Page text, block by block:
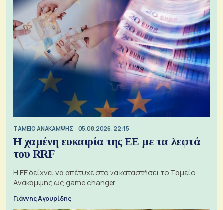
ΤΑΜΕΙΟ ΑΝΑΚΑΜΨΗΣ 05.08.2026, 22:15
Η χαμένη ευκαιρία της ΕΕ με τα λεφτά
του RRF
Η ΕΕ δείχνει να απέτυχε στο να καταστήσει το Ταμείο
Ανάκαμψης ως game changer
Γιάννης Αγουρίδης